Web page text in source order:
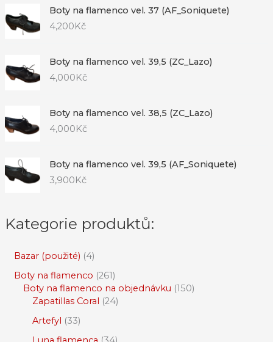
Boty na flamenco vel. 37 (AF_Soniquete)
4,200Kč
Boty na flamenco vel. 39,5 (ZC_Lazo)
4,000Kč
Boty na flamenco vel. 38,5 (ZC_Lazo)
4,000Kč
Boty na flamenco vel. 39,5 (AF_Soniquete)
3,900Kč
Kategorie produktů:
Bazar (použité) 4
Boty na flamenco 261
Boty na flamenco na objednávku 150
Zapatillas Coral 24
Artefyl 33